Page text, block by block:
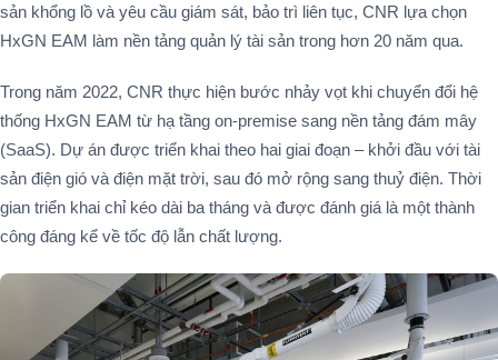
sản khổng lồ và yêu cầu giám sát, bảo trì liên tục, CNR lựa chọn
HxGN EAM làm nền tảng quản lý tài sản trong hơn 20 năm qua​.
Trong năm 2022, CNR thực hiện bước nhảy vọt khi chuyển đổi hệ
thống HxGN EAM từ hạ tầng on-premise sang nền tảng đám mây
(SaaS). Dự án được triển khai theo hai giai đoạn – khởi đầu với tài
sản điện gió và điện mặt trời, sau đó mở rộng sang thuỷ điện. Thời
gian triển khai chỉ kéo dài ba tháng và được đánh giá là một thành
công đáng kể về tốc độ lẫn chất lượng.